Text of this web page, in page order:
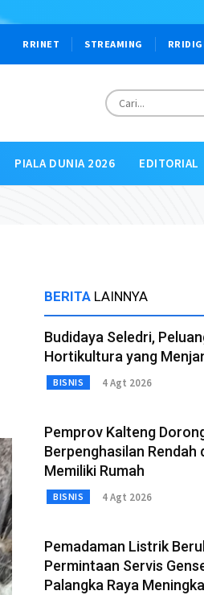
RRINET STREAMING
PIALA DUNIA 2026 EDITORIAL
BERITA LAINNYA
Budidaya Seledri,
Hortikultura yang
BISNIS 4 Agt 2026
Pemprov Kalteng
Berpenghasilan Rendah
Memiliki Rumah
BISNIS 4 Agt 2026
Pemadaman Listrik
Permintaan Servis
Palangka Raya